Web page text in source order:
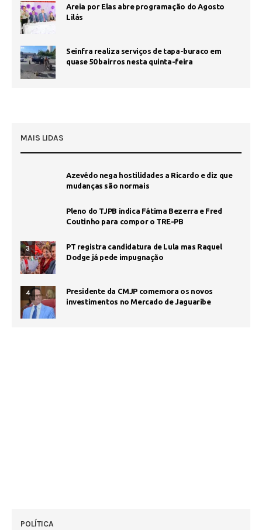
Areia por Elas abre programação do Agosto
Lilás
Seinfra realiza serviços de tapa-buraco em
quase 50 bairros nesta quinta-feira
MAIS LIDAS
Azevêdo nega hostilidades a Ricardo e diz que
mudanças são normais
Pleno do TJPB indica Fátima Bezerra e Fred
Coutinho para compor o TRE-PB
3
PT registra candidatura de Lula mas Raquel
Dodge já pede impugnação
4
Presidente da CMJP comemora os novos
investimentos no Mercado de Jaguaribe
POLÍTICA